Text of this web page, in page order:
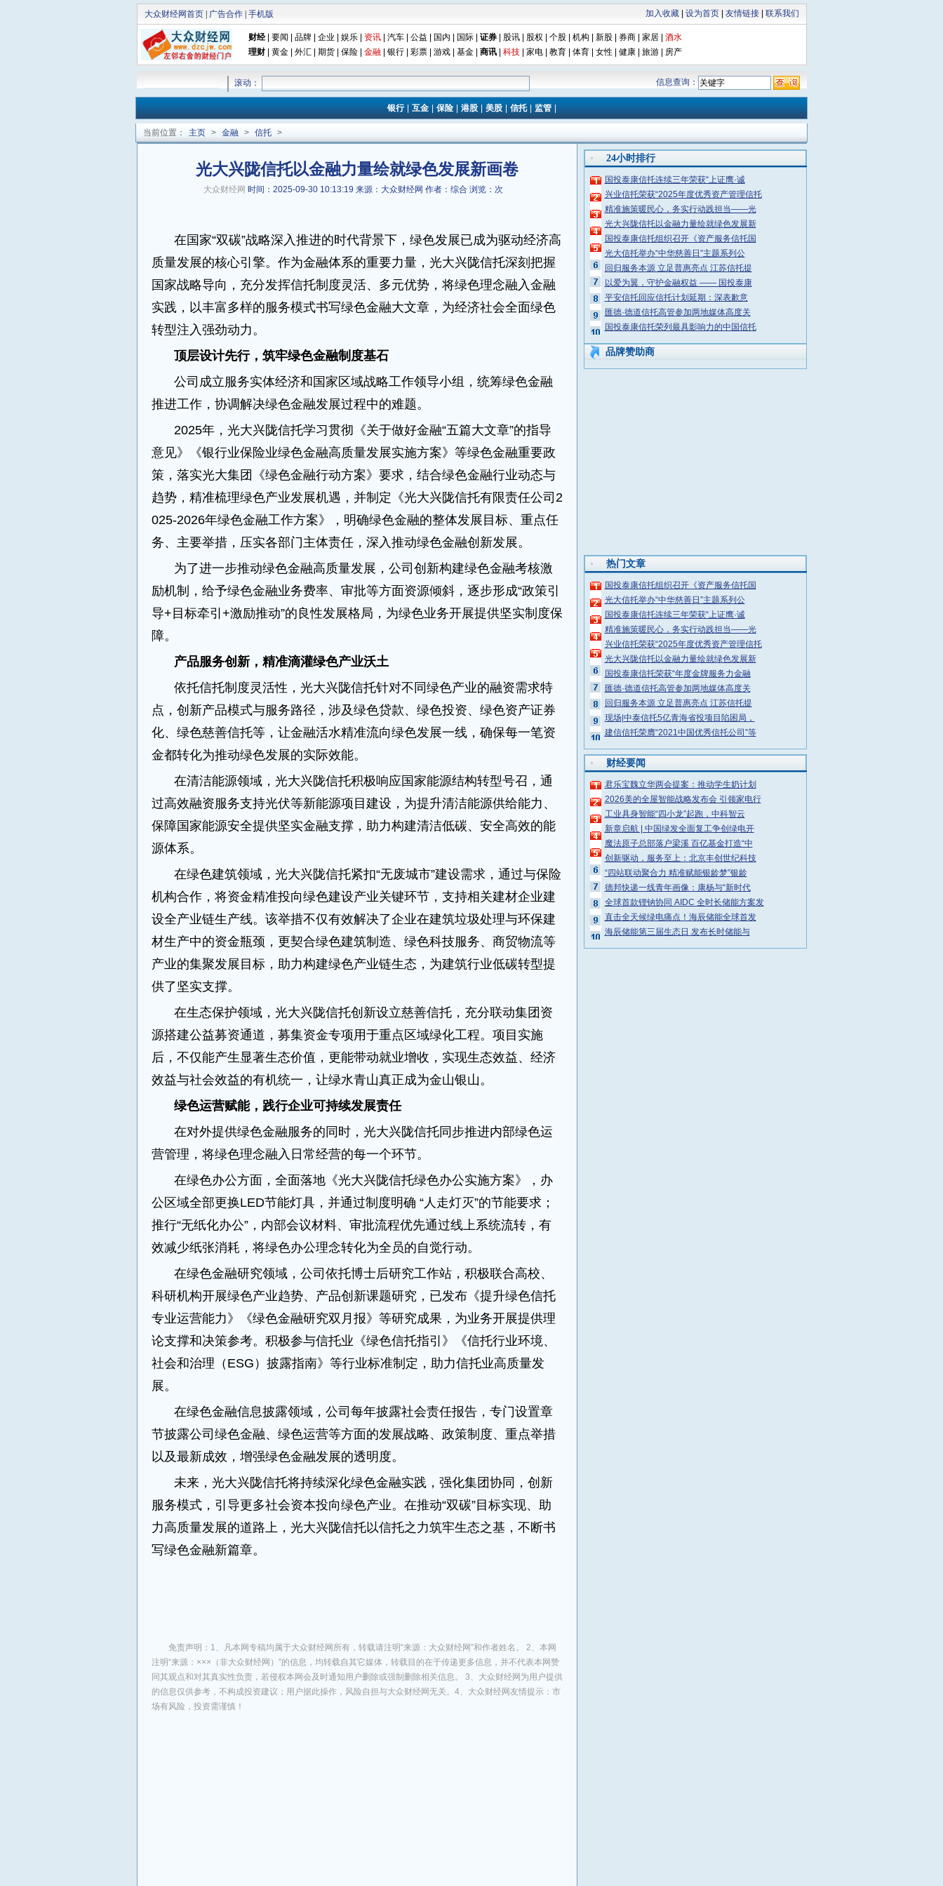
加入收藏| 设为首页| 友情链接| 联系我们
大众财经网首页| 广告合作| 手机版
财经| 要闻 品牌| 企业 娱乐| 资讯| 汽车| 公益 国内 国际| 证券| 股讯| 股权 个股| 机构 新股| 券商| 家居| 酒水
理财| 黄金| 外汇| 期货| 保险| 金融| 银行 彩票| 游戏| 基金| 商讯| 科技| 家电| 教育| 体育| 女性| 健康| 旅游| 房产
信息查询：
滚动：
银行|互金|保险|港股|美股|信托|监管|
当前位置： 主页 > 金融 > 信托 >
光大兴陇信托以金融力量绘就绿色发展新画卷
大众财经网 时间：2025-09-30 10:13:19 来源：大众财经网 作者：综合 浏览： 次
在国家“双碳”战略深入推进的时代背景下，绿色发展已成为驱动经济高
质量发展的核心引擎。作为金融体系的重要力量，光大兴陇信托深刻把握
国家战略导向，充分发挥信托制度灵活、多元优势，将绿色理念融入金融
实践，以丰富多样的服务模式书写绿色金融大文章，为经济社会全面绿色
转型注入强劲动力。
顶层设计先行，筑牢绿色金融制度基石
公司成立服务实体经济和国家区域战略工作领导小组，统筹绿色金融
推进工作，协调解决绿色金融发展过程中的难题。
2025年，光大兴陇信托学习贯彻《关于做好金融“五篇大文章”的指导
意见》《银行业保险业绿色金融高质量发展实施方案》等绿色金融重要政
策，落实光大集团《绿色金融行动方案》要求，结合绿色金融行业动态与
趋势，精准梳理绿色产业发展机遇，并制定《光大兴陇信托有限责任公司2
025-2026年绿色金融工作方案》，明确绿色金融的整体发展目标、重点任
务、主要举措，压实各部门主体责任，深入推动绿色金融创新发展。
为了进一步推动绿色金融高质量发展，公司创新构建绿色金融考核激
励机制，给予绿色金融业务费率、审批等方面资源倾斜，逐步形成“政策引
导+目标牵引+激励推动”的良性发展格局，为绿色业务开展提供坚实制度保
障。
产品服务创新，精准滴灌绿色产业沃土
依托信托制度灵活性，光大兴陇信托针对不同绿色产业的融资需求特
点，创新产品模式与服务路径，涉及绿色贷款、绿色投资、绿色资产证券
化、绿色慈善信托等，让金融活水精准流向绿色发展一线，确保每一笔资
金都转化为推动绿色发展的实际效能。
在清洁能源领域，光大兴陇信托积极响应国家能源结构转型号召，通
过高效融资服务支持光伏等新能源项目建设，为提升清洁能源供给能力、
保障国家能源安全提供坚实金融支撑，助力构建清洁低碳、安全高效的能
源体系。
在绿色建筑领域，光大兴陇信托紧扣“无废城市”建设需求，通过与保险
机构合作，将资金精准投向绿色建设产业关键环节，支持相关建材企业建
设全产业链生产线。该举措不仅有效解决了企业在建筑垃圾处理与环保建
材生产中的资金瓶颈，更契合绿色建筑制造、绿色科技服务、商贸物流等
产业的集聚发展目标，助力构建绿色产业链生态，为建筑行业低碳转型提
供了坚实支撑。
在生态保护领域，光大兴陇信托创新设立慈善信托，充分联动集团资
源搭建公益募资通道，募集资金专项用于重点区域绿化工程。项目实施
后，不仅能产生显著生态价值，更能带动就业增收，实现生态效益、经济
效益与社会效益的有机统一，让绿水青山真正成为金山银山。
绿色运营赋能，践行企业可持续发展责任
在对外提供绿色金融服务的同时，光大兴陇信托同步推进内部绿色运
营管理，将绿色理念融入日常经营的每一个环节。
在绿色办公方面，全面落地《光大兴陇信托绿色办公实施方案》，办
公区域全部更换LED节能灯具，并通过制度明确 “人走灯灭”的节能要求；
推行“无纸化办公”，内部会议材料、审批流程优先通过线上系统流转，有
效减少纸张消耗，将绿色办公理念转化为全员的自觉行动。
在绿色金融研究领域，公司依托博士后研究工作站，积极联合高校、
科研机构开展绿色产业趋势、产品创新课题研究，已发布《提升绿色信托
专业运营能力》《绿色金融研究双月报》等研究成果，为业务开展提供理
论支撑和决策参考。积极参与信托业《绿色信托指引》《信托行业环境、
社会和治理（ESG）披露指南》等行业标准制定，助力信托业高质量发
展。
在绿色金融信息披露领域，公司每年披露社会责任报告，专门设置章
节披露公司绿色金融、绿色运营等方面的发展战略、政策制度、重点举措
以及最新成效，增强绿色金融发展的透明度。
未来，光大兴陇信托将持续深化绿色金融实践，强化集团协同，创新
服务模式，引导更多社会资本投向绿色产业。在推动“双碳”目标实现、助
力高质量发展的道路上，光大兴陇信托以信托之力筑牢生态之基，不断书
写绿色金融新篇章。
免责声明：1、凡本网专稿均属于大众财经网所有，转载请注明“来源：大众财经网”和作者姓名。 2、本网
注明“来源：×××（非大众财经网）”的信息，均转载自其它媒体，转载目的在于传递更多信息，并不代表本网赞
同其观点和对其真实性负责，若侵权本网会及时通知用户删除或强制删除相关信息。 3、大众财经网为用户提供
的信息仅供参考，不构成投资建议；用户据此操作，风险自担与大众财经网无关。4、大众财经网友情提示：市
场有风险，投资需谨慎！
24小时排行
国投泰康信托连续三年荣获“上证鹰·诚
兴业信托荣获“2025年度优秀资产管理信托
精准施策暖民心，务实行动践担当——光
光大兴陇信托以金融力量绘就绿色发展新
国投泰康信托组织召开《资产服务信托国
光大信托举办“中华慈善日”主题系列公
回归服务本源 立足普惠亮点 江苏信托提
以爱为翼，守护金融权益 —— 国投泰康
平安信托回应信托计划延期：深表歉意
匯德·德道信托高管参加两地媒体高度关
国投泰康信托荣列最具影响力的中国信托
品牌赞助商
热门文章
国投泰康信托组织召开《资产服务信托国
光大信托举办“中华慈善日”主题系列公
国投泰康信托连续三年荣获“上证鹰·诚
精准施策暖民心，务实行动践担当——光
兴业信托荣获“2025年度优秀资产管理信托
光大兴陇信托以金融力量绘就绿色发展新
国投泰康信托荣获“年度金牌服务力金融
匯德·德道信托高管参加两地媒体高度关
回归服务本源 立足普惠亮点 江苏信托提
现场|中泰信托5亿青海省投项目陷困局，
建信信托荣膺“2021中国优秀信托公司”等
财经要闻
君乐宝魏立华两会提案：推动学生奶计划
2026美的全屋智能战略发布会 引领家电行
工业具身智能“四小龙”起跑，中科智云
新章启航 | 中国绿发全面复工争创绿电开
魔法原子总部落户梁溪 百亿基金打造“中
创新驱动，服务至上：北京丰创世纪科技
“四站联动聚合力 精准赋能银龄梦”银龄
德邦快递一线青年画像：康杨与“新时代
全球首款锂钠协同 AIDC 全时长储能方案发
直击全天候绿电痛点！海辰储能全球首发
海辰储能第三届生态日 发布长时储能与